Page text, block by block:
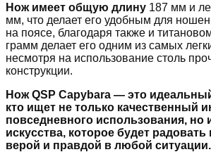
Нож имеет общую длину 187 мм и
мм, что делает его удобным для
на поясе, благодаря также и
грамм делает его одним из самых
несмотря на использование столь
конструкции.
Нож QSP Capybara — это
кто ищет не только качественный
повседневного использования, но
искусства, которое будет радовать
верой и правдой в любой ситуации.